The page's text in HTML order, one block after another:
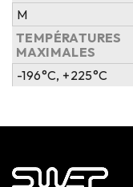
M
TEMPÉRATURES
MAXIMALES
-196°C, +225°C